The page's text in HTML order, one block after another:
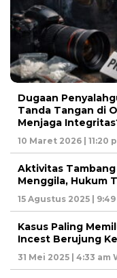
Dugaan
Tanda Tangan di
Menjaga
10 Maret 2026 | 11:20
Aktivitas
Menggila, Hukum
15 Agustus 2025 |
Kasus Paling
Incest Berujung
31 Mei 2025 | 4:33 am